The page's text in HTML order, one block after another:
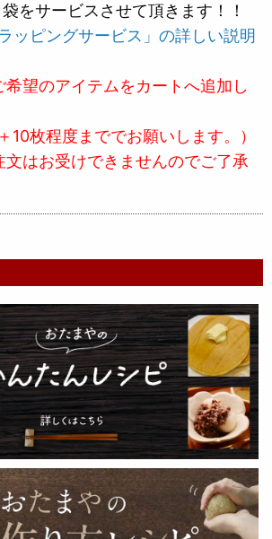
をサービスさせて頂きます！！
ッピングサービス」の詳しい説明
望のアイテムをカートへ追加し
10枚程度まででお願いします。）
文はお受けできませんのでご了承